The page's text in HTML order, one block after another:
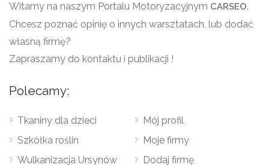
Witamy na naszym Portalu Motoryzacyjnym CARSEO.
Chcesz poznać opinię o innych warsztatach, lub dodać
własną firmę?
Zapraszamy do kontaktu i publikacji !
Polecamy:
Tkaniny dla dzieci
Szkółka roślin
Wulkanizacja Ursynów
Mój profil
Moje firmy
Dodaj firmę